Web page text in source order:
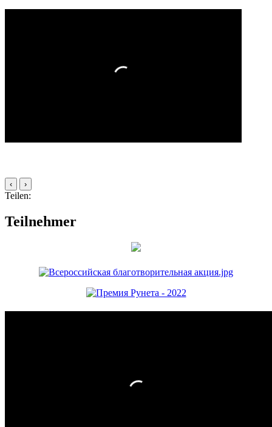
‹ ›
Teilen:
Teilnehmer